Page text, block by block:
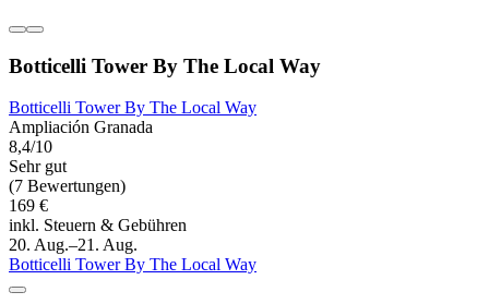
Botticelli Tower By The Local Way
Botticelli Tower By The Local Way
Ampliación Granada
8,4/10
Sehr gut
(7 Bewertungen)
169 €
inkl. Steuern & Gebühren
20. Aug.–21. Aug.
Botticelli Tower By The Local Way